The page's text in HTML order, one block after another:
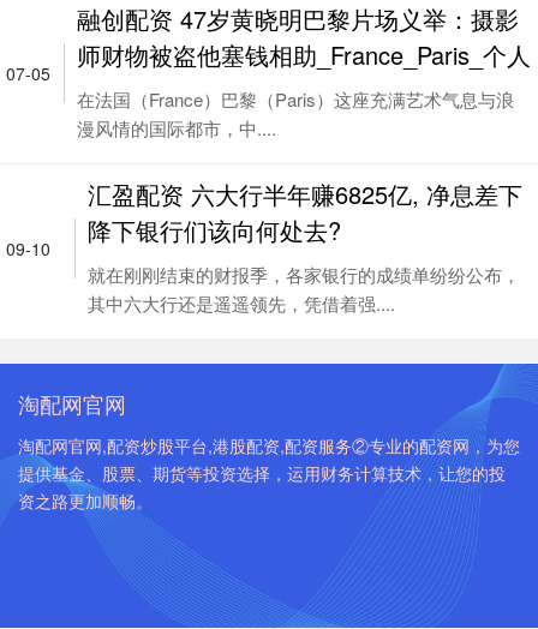
07-05
融创配资 47岁黄晓明巴黎片场义举：摄影
师财物被盗他塞钱相助_France_Paris_个人
在法国（France）巴黎（Paris）这座充满艺术气息与浪
漫风情的国际都市，中....
09-10
汇盈配资 六大行半年赚6825亿, 净息差下
降下银行们该向何处去?
就在刚刚结束的财报季，各家银行的成绩单纷纷公布，
其中六大行还是遥遥领先，凭借着强....
淘配网官网
淘配网官网,配资炒股平台,港股配资,配资服务②专业的配资网，为您
提供基金、股票、期货等投资选择，运用财务计算技术，让您的投
资之路更加顺畅。